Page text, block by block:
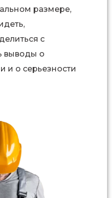
размере,
с
выводы о
и о серьезности